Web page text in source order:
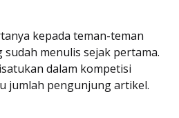
kepada teman-teman
sudah menulis sejak pertama.
dalam kompetisi
jumlah pengunjung artikel.